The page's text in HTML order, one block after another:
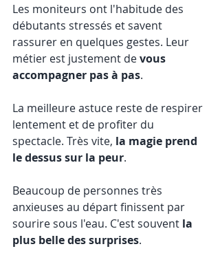
Les moniteurs ont l'habitude des
débutants stressés et savent
rassurer en quelques gestes. Leur
métier est justement de vous
accompagner pas à pas.
La meilleure astuce reste de respirer
lentement et de profiter du
spectacle. Très vite, la magie prend
le dessus sur la peur.
Beaucoup de personnes très
anxieuses au départ finissent par
sourire sous l'eau. C'est souvent la
plus belle des surprises.